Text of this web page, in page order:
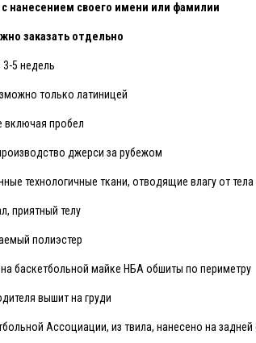
с нанесением своего имени или фамилии
заказать отдельно
3-5 недель
только латиницей
включая пробел
джерси за рубежом
технологичные ткани, отводящие влагу от
приятный телу
полиэстер
баскетбольной майке НБА обшиты по периметру
вышит на груди
Ассоциации, из твила, нанесено на